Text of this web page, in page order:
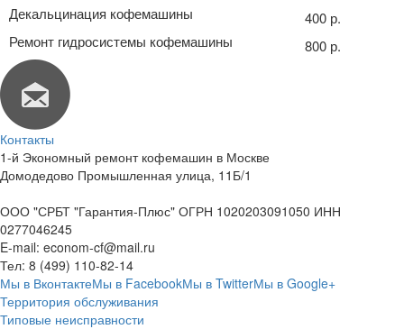
Декальцинация кофемашины
400 р.
Ремонт гидросистемы кофемашины
800 р.
Контакты
1-й Экономный ремонт кофемашин в Москве
Домодедово Промышленная улица, 11Б/1
ООО "СРБТ "Гарантия-Плюс" ОГРН 1020203091050 ИНН
0277046245
E-mail: econom-cf@mail.ru
Тел: 8 (499) 110-82-14
Мы в ВконтактеМы в FacebookМы в TwitterМы в Google+
Территория обслуживания
Типовые неисправности